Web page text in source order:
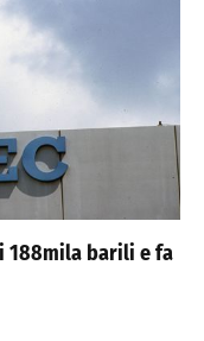
188mila barili e fa